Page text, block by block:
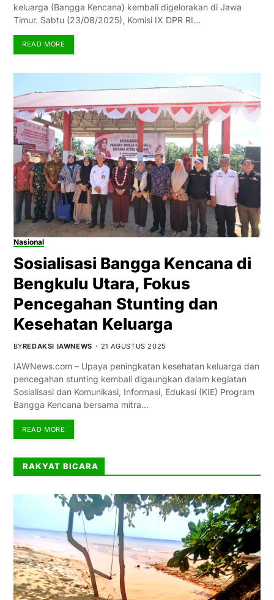
keluarga (Bangga Kencana) kembali digelorakan di Jawa
Timur. Sabtu (23/08/2025), Komisi IX DPR RI…
READ MORE
Nasional
Sosialisasi Bangga Kencana di
Bengkulu Utara, Fokus
Pencegahan Stunting dan
Kesehatan Keluarga
BYREDAKSI IAWNEWS 21 AGUSTUS 2025
IAWNews.com – Upaya peningkatan kesehatan keluarga dan
pencegahan stunting kembali digaungkan dalam kegiatan
Sosialisasi dan Komunikasi, Informasi, Edukasi (KIE) Program
Bangga Kencana bersama mitra…
READ MORE
RAKYAT BICARA